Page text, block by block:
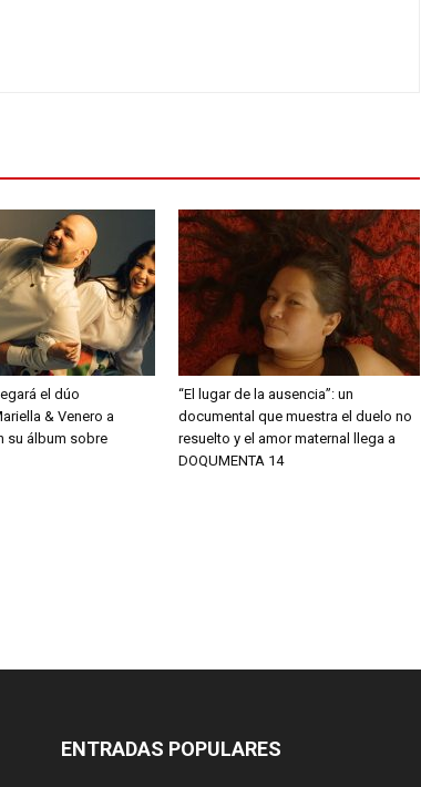
el dúo
& Venero a
su álbum sobre
“El lugar de la ausencia”: un
documental que muestra el duelo no
resuelto y el amor maternal llega a
DOQUMENTA 14
ENTRADAS POPULARES